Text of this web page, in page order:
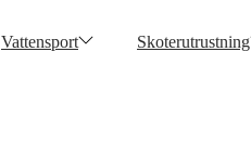
Vattensport Skoterutrustning